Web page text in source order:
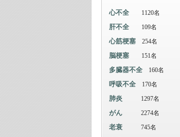
心不全 1120名
肝不全 109名
心筋梗塞 254名
脳梗塞 151名
多臓器不全 160名
呼吸不全 170名
肺炎 1297名
がん 2274名
老衰 745名